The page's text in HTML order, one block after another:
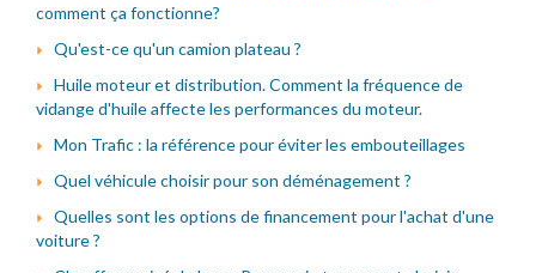
comment ça fonctionne?
Qu'est-ce qu'un camion plateau ?
Huile moteur et distribution. Comment la fréquence de
vidange d'huile affecte les performances du moteur.
Mon Trafic : la référence pour éviter les embouteillages
Quel véhicule choisir pour son déménagement ?
Quelles sont les options de financement pour l'achat d'une
voiture ?